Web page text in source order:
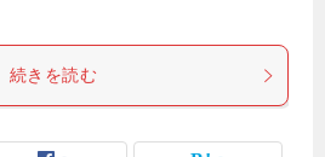
続きを読む